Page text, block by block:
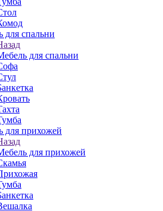
для спальни
для спальни
для прихожей
для прихожей